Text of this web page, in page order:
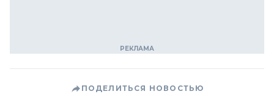
ПОДЕЛИТЬСЯ НОВОСТЬЮ